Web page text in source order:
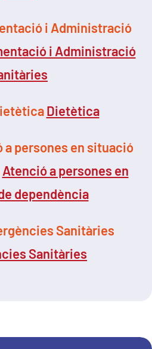
i Administració
i Administració
Dietètica
a persones en situació
Atenció a persones en
dependència
Sanitàries
Sanitàries